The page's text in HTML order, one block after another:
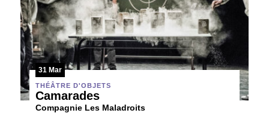
31 Mar
THÉÂTRE D'OBJETS
Camarades
Compagnie Les Maladroits